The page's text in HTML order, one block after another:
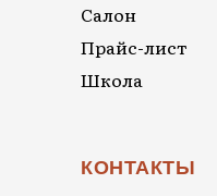
Салон
Прайс-лист
Школа
КОНТАКТЫ